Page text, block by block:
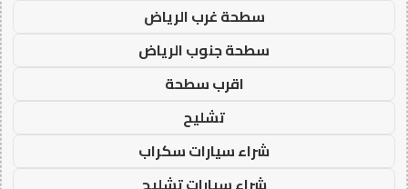
سطحة غرب الرياض
سطحة جنوب الرياض
اقرب سطحة
تشليح
شراء سيارات سكراب